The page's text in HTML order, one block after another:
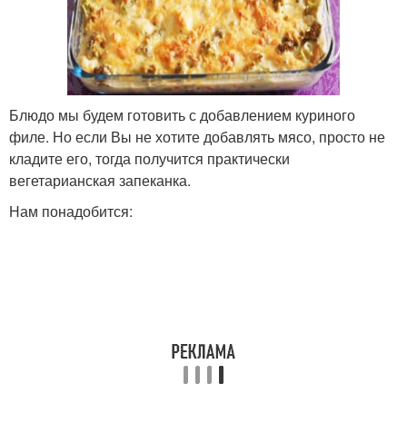
Блюдо мы будем готовить с добавлением куриного
филе. Но если Вы не хотите добавлять мясо, просто не
кладите его, тогда получится практически
вегетарианская запеканка.
Нам понадобится: